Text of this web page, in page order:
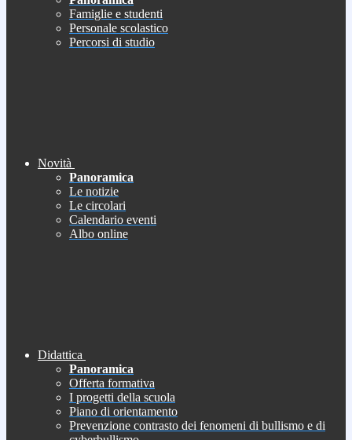
Famiglie e studenti
Personale scolastico
Percorsi di studio
Novità
Panoramica
Le notizie
Le circolari
Calendario eventi
Albo online
Didattica
Panoramica
Offerta formativa
I progetti della scuola
Piano di orientamento
Prevenzione contrasto dei fenomeni di bullismo e di